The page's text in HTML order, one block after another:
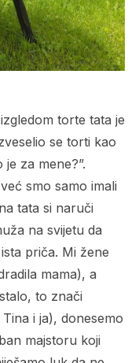
torte tata je
se torti kao
za mene?”.
smo samo imali
tata si naruči
na svijetu da
priča. Mi žene
mama), a
to znači
i ja), donesemo
majstoru koji